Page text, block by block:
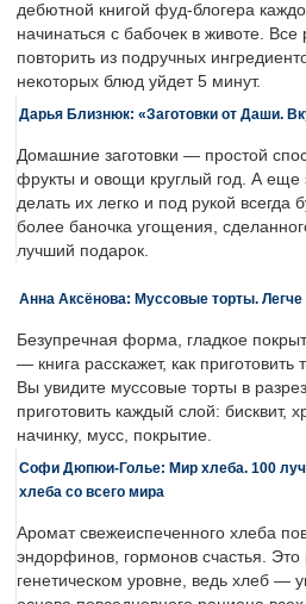
дебютной книгой фуд-блогера
начинаться с бабочек в животе. Все
повторить из подручных
некоторых блюд уйдет 5 минут.
Дарья Близнюк: «Заготовки от Даши.
Домашние заготовки — простой
фрукты и овощи круглый год. А еще
делать их легко и под рукой всегда
более баночка угощения,
лучший подарок.
Анна Аксёнова: Муссовые торты. Легче
Безупречная форма, гладкое
— книга расскажет, как приготовить
Вы увидите муссовые торты в
приготовить каждый слой: бисквит,
начинку, мусс, покрытие.
Софи Дюпюи-Голье: Мир хлеба. 100
хлеба со всего мира
Аромат свежеиспеченного хлеба
эндорфинов, гормонов счастья. Это
генетическом уровне, ведь хлеб —